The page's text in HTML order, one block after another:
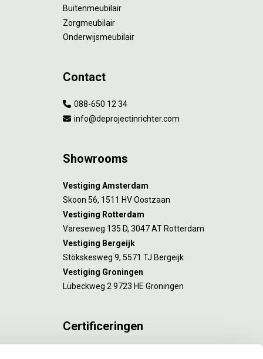
Buitenmeubilair
Zorgmeubilair
Onderwijsmeubilair
Contact
088-650 12 34
info@deprojectinrichter.com
Showrooms
Vestiging Amsterdam
Skoon 56, 1511 HV Oostzaan
Vestiging Rotterdam
Vareseweg 135 D, 3047 AT Rotterdam
Vestiging Bergeijk
Stökskesweg 9, 5571 TJ Bergeijk
Vestiging Groningen
Lübeckweg 2 9723 HE Groningen
Certificeringen